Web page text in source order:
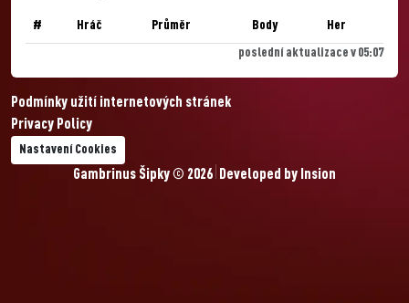
# Hráč Průměr Body Her
poslední aktualizace v 05:07
Podmínky užití internetových stránek
Privacy Policy
Nastavení Cookies
Gambrinus Šipky © 2026 Developed by Insion